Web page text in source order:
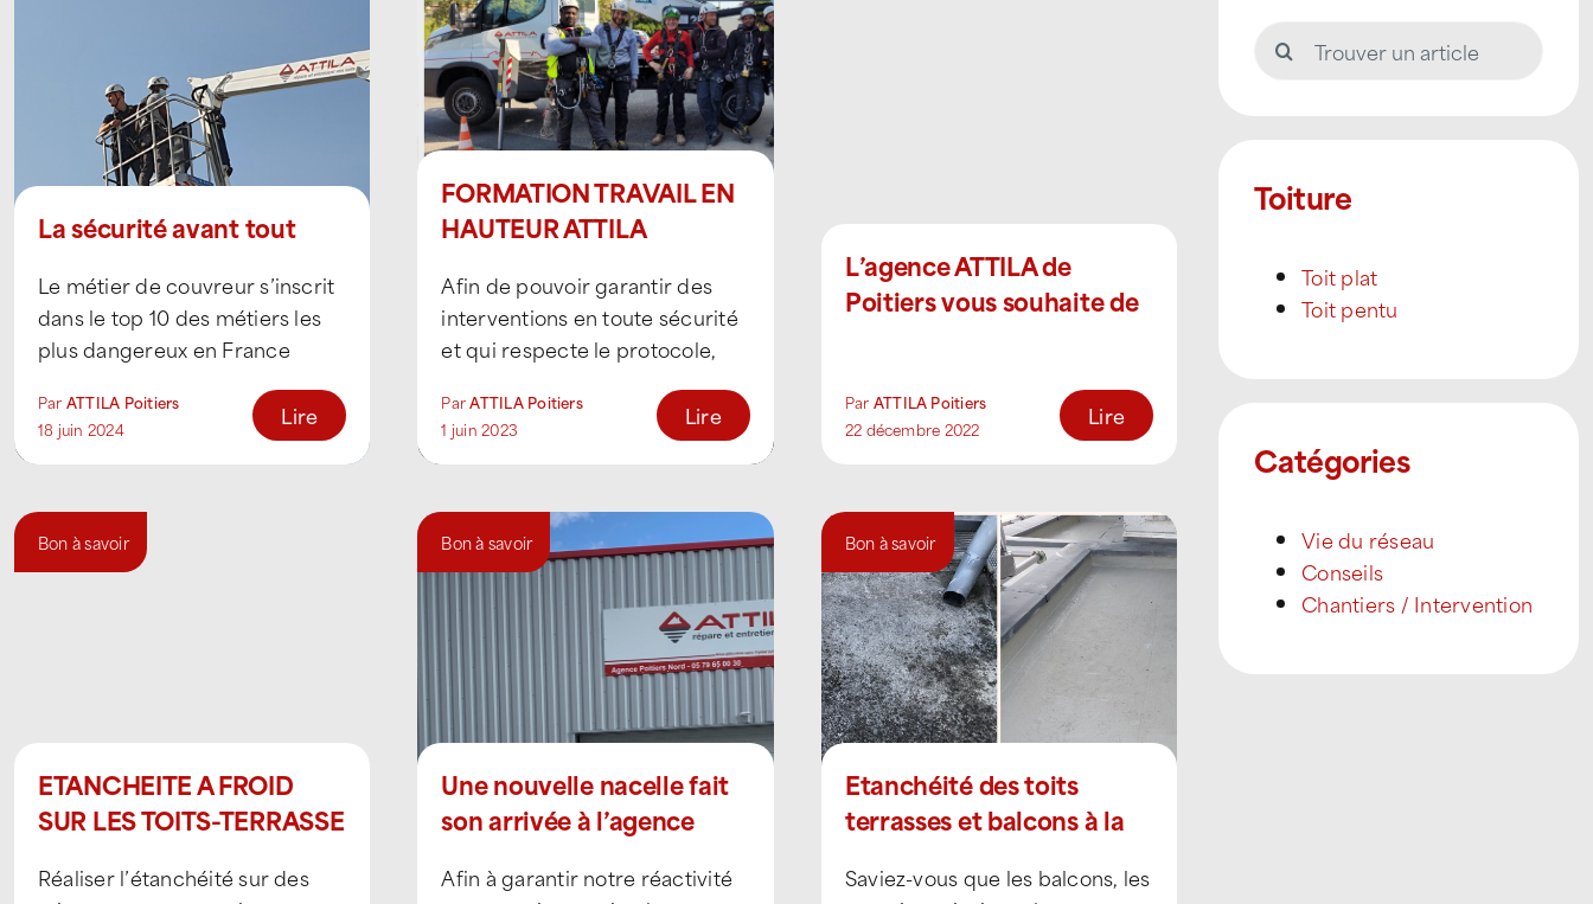
La sécurité avant tout
Le métier de couvreur s’inscrit
dans le top 10 des métiers les
plus dangereux en France
etc...). C'est pourquoi [...]
Par ATTILA Poitiers
18 juin 2024
Lire
FORMATION TRAVAIL EN
HAUTEUR ATTILA
Afin de pouvoir garantir des
interventions en toute sécurité
et qui respecte le protocole,
ses [...]
ParATTILA Poitiers
1 juin 2023
Lire
L’agence ATTILA de
Poitiers vous souhaite de
Par ATTILA Poitiers
22 décembre 2022
Lire
Bon à savoir
ETANCHEITE A FROID
SUR LES TOITS-TERRASSE
Réaliser l’étanchéité sur des
Bon à savoir
Une nouvelle nacelle fait
son arrivée à l’agence
Afin à garantir notre réactivité
Bon à savoir
Etanchéité des toits
terrasses et balcons à la
Saviez-vous que les balcons, les
Rechercher:
Toiture
Toit plat
Toit pentu
Catégories
Vie du réseau
Conseils
Chantiers / Intervention